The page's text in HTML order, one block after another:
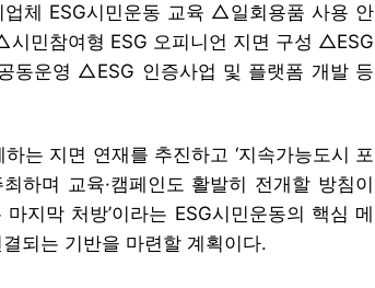
체 ESG시민운동 교육 △일회용품 사용 안
민참여형 ESG 오피니언 지면 구성 △ESG
동운영 △ESG 인증사업 및 플랫폼 개발 등
는 지면 연재를 추진하고 ‘지속가능도시 포
하며 교육·캠페인도 활발히 전개할 방침이
지막 처방’이라는 ESG시민운동의 핵심 메
되는 기반을 마련할 계획이다.